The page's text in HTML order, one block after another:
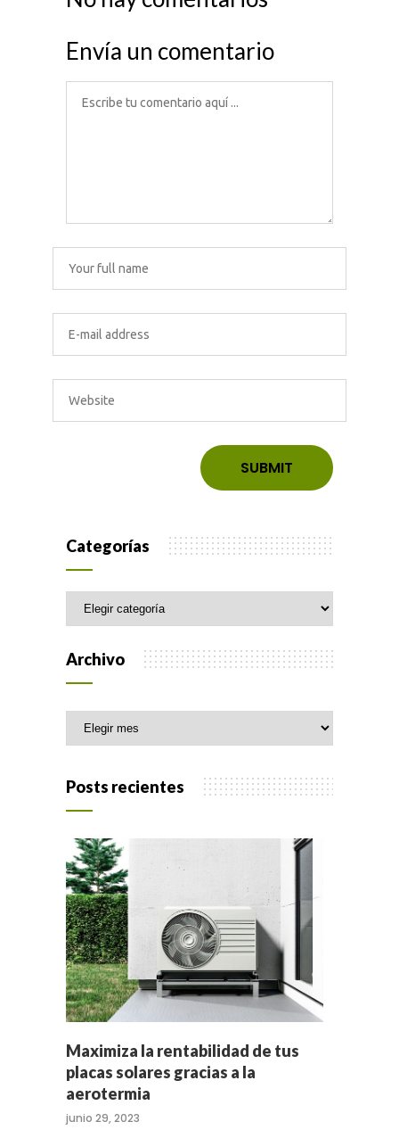
Envía un comentario
Categorías
Categorías
Archivo
Archivo
Posts recientes
Maximiza la rentabilidad de tus
placas solares gracias a la
aerotermia
junio 29, 2023